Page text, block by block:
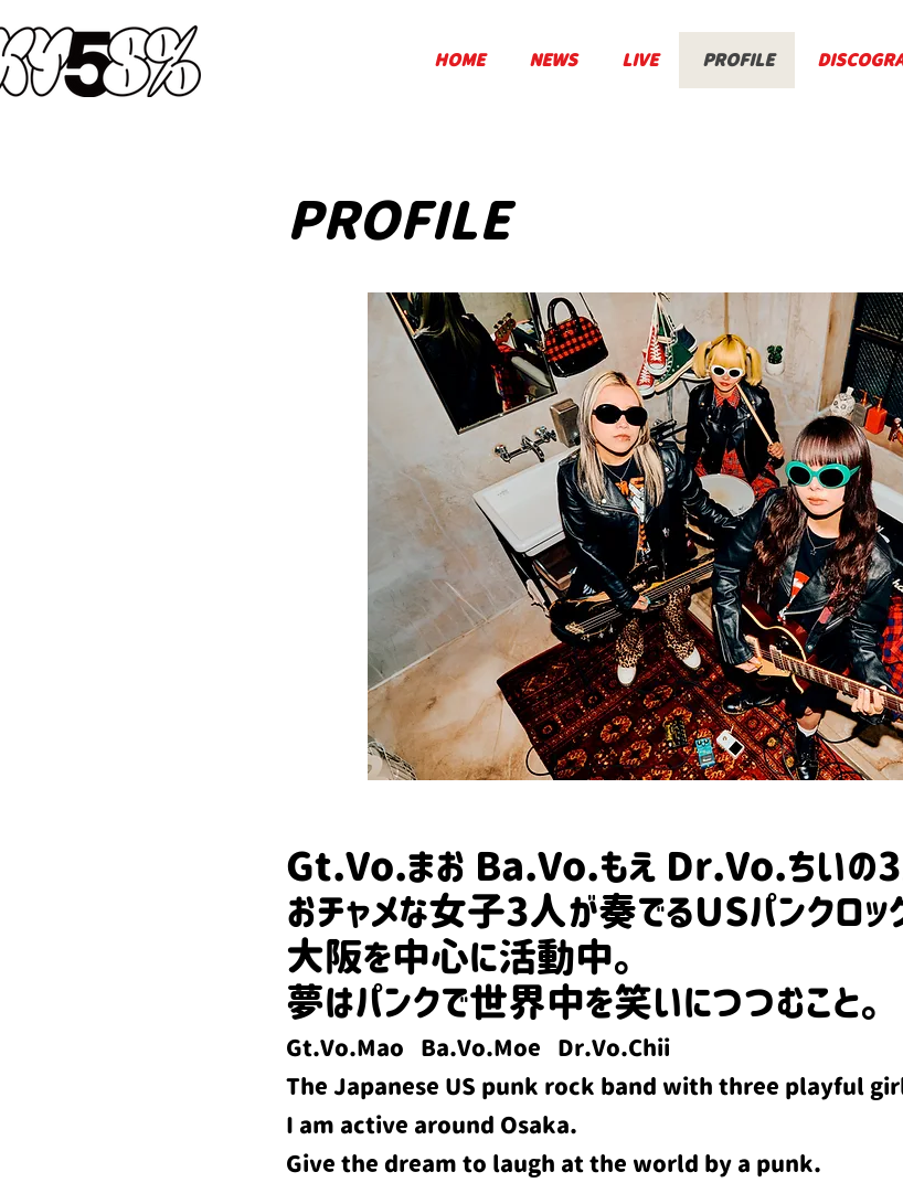
HOME NEWS LIVE PROFILE
PROFILE
Gt.Vo.まお Ba.Vo.もえ Dr.Vo.ちいの3
おチャメな女子3人が奏でるUSパンクロッ
​大阪を中心に活動中。
夢はパンクで世界中を笑いにつつむこと。​
Gt.Vo.Mao Ba.Vo.Moe Dr.Vo.Chii
The Japanese US punk rock band with three playful
I am active around Osaka.
Give the dream to laugh at the world by a punk.